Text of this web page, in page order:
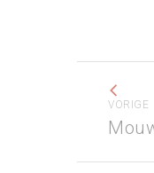
VORIGE